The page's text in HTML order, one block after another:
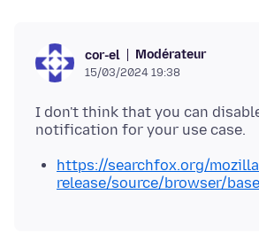
cor-el Modérateur
15/03/2024 19:38
I don't think that you can
https://searchfox.org/
release/source/browser/